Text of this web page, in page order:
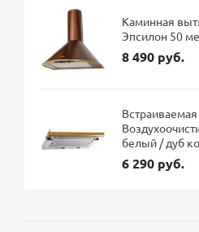
Каминная
Эпсилон 50
8 490 руб.
белый / дуб
6 290 руб.